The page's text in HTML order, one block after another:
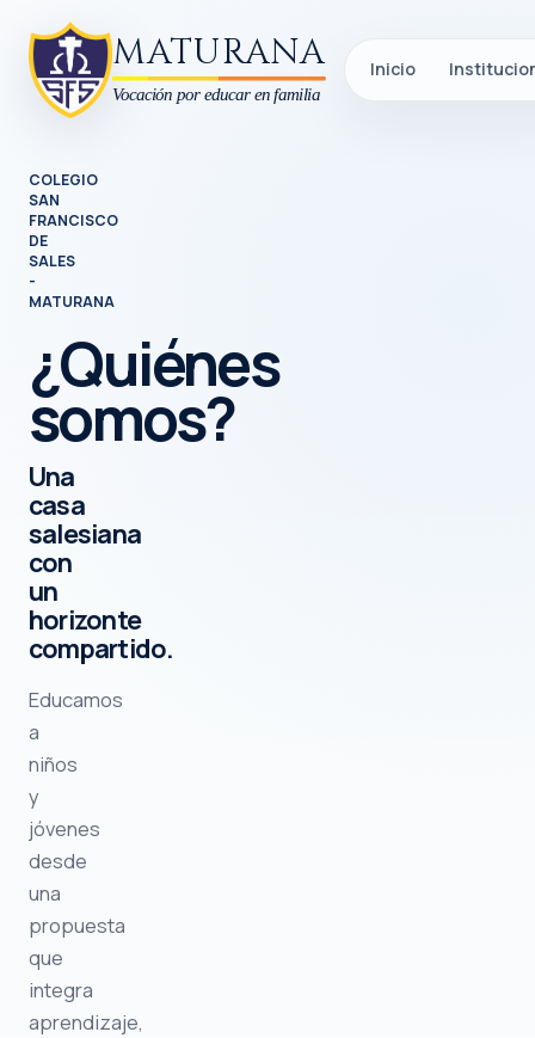
MATURANA
Vocación por educar en familia
Inicio
COLEGIO
SAN
FRANCISCO
DE
SALES
-
MATURANA
¿Quiénes
somos?
Una
casa
salesiana
con
un
horizonte
compartido.
Educamos
a
niños
y
jóvenes
desde
una
propuesta
que
integra
aprendizaje,